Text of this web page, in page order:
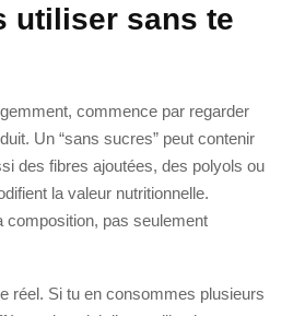
utiliser sans te
commence par regarder
Un “sans sucres” peut contenir
des fibres ajoutées, des polyols ou
la valeur nutritionnelle.
composition, pas seulement
réel. Si tu en consommes plusieurs